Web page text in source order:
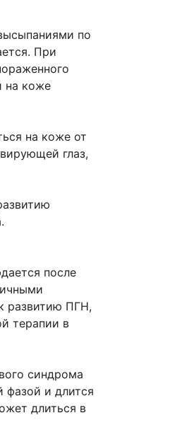
по
При
на коже
на коже от
глаз,
после
развитию ПГН,
терапии в
синдрома
фазой и длится
длиться в